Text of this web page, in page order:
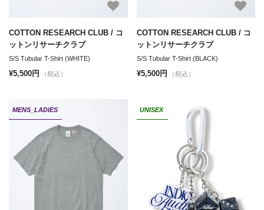
COTTON RESEARCH CLUB / コ
ットンリサーチクラブ
S/S Tubular T-Shirt (WHITE)
¥5,500円 （税込）
COTTON RESEARCH CLUB / コ
ットンリサーチクラブ
S/S Tubular T-Shirt (BLACK)
¥5,500円 （税込）
MENS_LADIES UNISEX